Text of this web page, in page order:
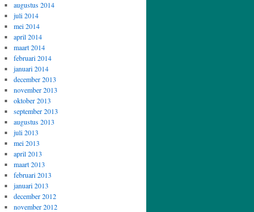
augustus 2014
juli 2014
mei 2014
april 2014
maart 2014
februari 2014
januari 2014
december 2013
november 2013
oktober 2013
september 2013
augustus 2013
juli 2013
mei 2013
april 2013
maart 2013
februari 2013
januari 2013
december 2012
november 2012